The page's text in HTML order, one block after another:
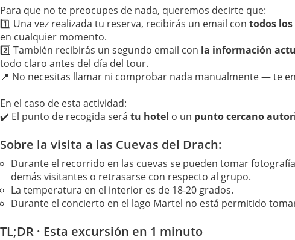
Para que no te preocupes de nada, queremos decirte que:
1️⃣ Una vez realizada tu reserva, recibirás un email con todos los
en cualquier momento.
2️⃣ También recibirás un segundo email con la información
todo claro antes del día del tour.
📍 No necesitas llamar ni comprobar nada manualmente — te
En el caso de esta actividad:
✔️ El punto de recogida será tu hotel o un punto cercano
Sobre la visita a las Cuevas del Drach:
Durante el recorrido en las cuevas se pueden tomar
demás visitantes o retrasarse con respecto al grupo.
La temperatura en el interior es de 18-20 grados.
Durante el concierto en el lago Martel no está permitido
TL;DR · Esta excursión en 1 minuto